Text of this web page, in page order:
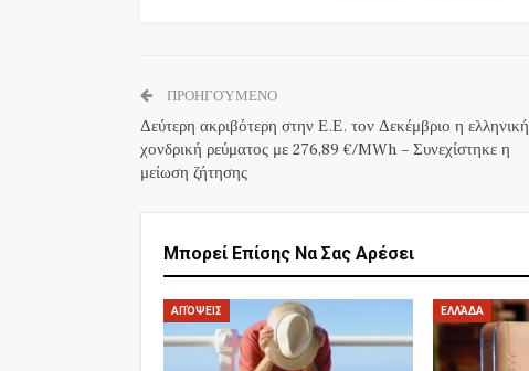
ΠΡΟΗΓΟΎΜΕΝΟ
Δεύτερη ακριβότερη στην Ε.Ε. τον Δεκέμβριο η ελληνική
χονδρική ρεύματος με 276,89 €/MWh – Συνεχίστηκε η
μείωση ζήτησης
Μπορεί Επίσης Να Σας Αρέσει
ΑΠΌΨΕΙΣ ΕΛΛΆΔΑ